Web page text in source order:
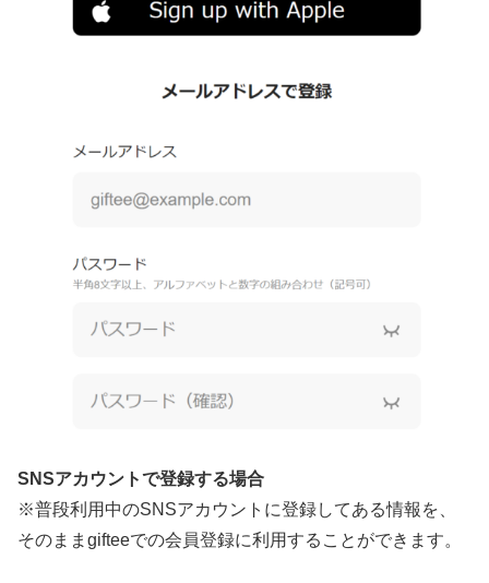
SNSアカウントで登録する場合
※普段利用中のSNSアカウントに登録してある情報を、
そのままgifteeでの会員登録に利用することができます。